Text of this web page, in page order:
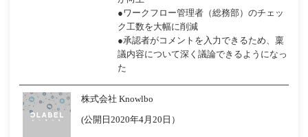
●ワークフロー管理者（総務部）のチェッ
ク工数を大幅に削減
●承認者がコメントを入力できるため、稟
議内容について深く議論できるようになっ
た
株式会社 Knowlbo
(公開日2020年4月20日）